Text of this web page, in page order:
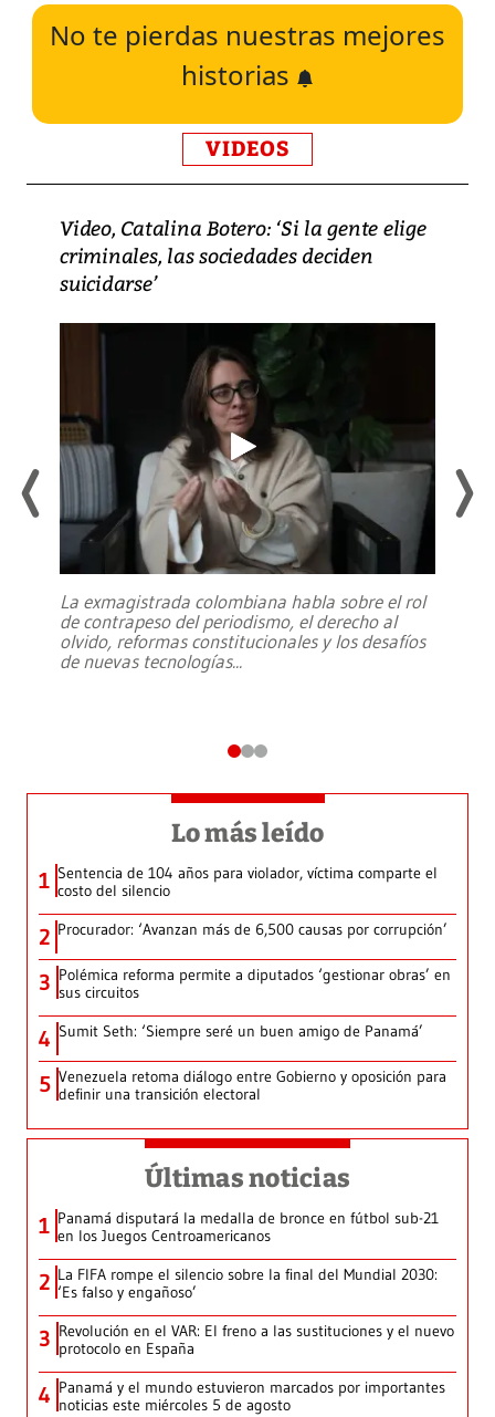
No te pierdas nuestras mejores
historias
VIDEOS
Video, Catalina Botero: ‘Si la gente elige
criminales, las sociedades deciden
suicidarse’
La exmagistrada colombiana habla sobre el rol
de contrapeso del periodismo, el derecho al
olvido, reformas constitucionales y los desafíos
de nuevas tecnologías...
Lo más leído
1 Sentencia de 104 años para violador, víctima comparte el
costo del silencio
2 Procurador: ‘Avanzan más de 6,500 causas por corrupción’
3 Polémica reforma permite a diputados ‘gestionar obras’ en
sus circuitos
4 Sumit Seth: ‘Siempre seré un buen amigo de Panamá’
5 Venezuela retoma diálogo entre Gobierno y oposición para
definir una transición electoral
Últimas noticias
1 Panamá disputará la medalla de bronce en fútbol sub-21
en los Juegos Centroamericanos
2 La FIFA rompe el silencio sobre la final del Mundial 2030:
‘Es falso y engañoso’
3 Revolución en el VAR: El freno a las sustituciones y el nuevo
protocolo en España
4 Panamá y el mundo estuvieron marcados por importantes
noticias este miércoles 5 de agosto